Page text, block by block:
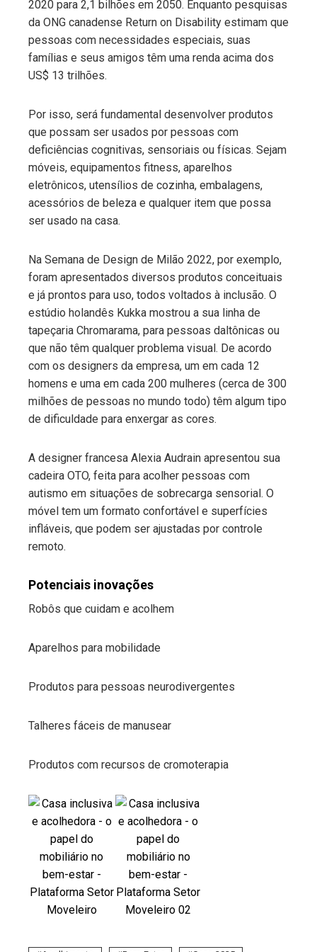
2020 para 2,1 bilhões em 2050. Enquanto pesquisas
da ONG canadense Return on Disability estimam que
pessoas com necessidades especiais, suas
famílias e seus amigos têm uma renda acima dos
US$ 13 trilhões.
Por isso, será fundamental desenvolver produtos
que possam ser usados por pessoas com
deficiências cognitivas, sensoriais ou físicas. Sejam
móveis, equipamentos fitness, aparelhos
eletrônicos, utensílios de cozinha, embalagens,
acessórios de beleza e qualquer item que possa
ser usado na casa.
Na Semana de Design de Milão 2022, por exemplo,
foram apresentados diversos produtos conceituais
e já prontos para uso, todos voltados à inclusão. O
estúdio holandês Kukka mostrou a sua linha de
tapeçaria Chromarama, para pessoas daltônicas ou
que não têm qualquer problema visual. De acordo
com os designers da empresa, um em cada 12
homens e uma em cada 200 mulheres (cerca de 300
milhões de pessoas no mundo todo) têm algum tipo
de dificuldade para enxergar as cores.
A designer francesa Alexia Audrain apresentou sua
cadeira OTO, feita para acolher pessoas com
autismo em situações de sobrecarga sensorial. O
móvel tem um formato confortável e superfícies
infláveis, que podem ser ajustadas por controle
remoto.
Potenciais inovações
Robôs que cuidam e acolhem
Aparelhos para mobilidade
Produtos para pessoas neurodivergentes
Talheres fáceis de manusear
Produtos com recursos de cromoterapia